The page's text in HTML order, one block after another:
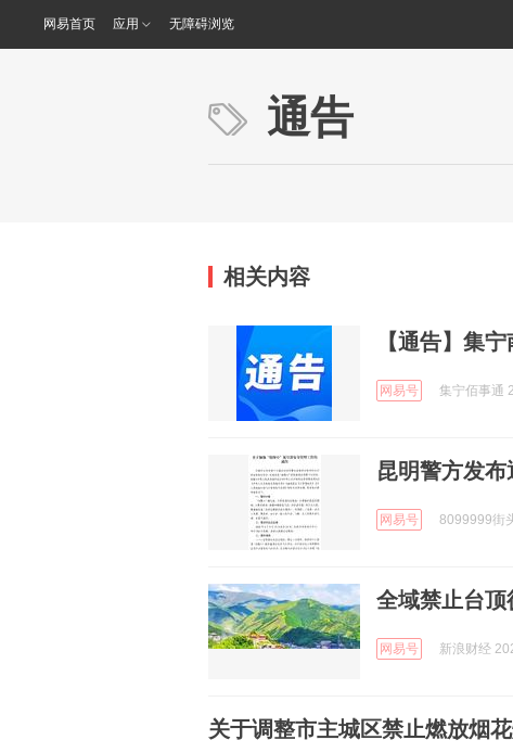
网易首页 应用 无障碍浏览
通告
相关内容
【通告】集
网易号 集宁佰事通
昆明警方发布
网易号 8099999街
全域禁止台
网易号 新浪财经
关于调整市主城区禁止燃放烟